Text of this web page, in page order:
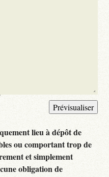
lieu à dépôt de
ou comportant trop de
et simplement
obligation de